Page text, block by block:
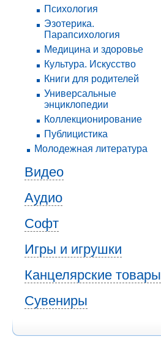
Психология
Эзотерика.
Парапсихология
Медицина и здоровье
Культура. Искусство
Книги для родителей
Универсальные
энциклопедии
Коллекционирование
Публицистика
Молодежная литература
Видео
Аудио
Софт
Игры и игрушки
Канцелярские товары
Сувениры